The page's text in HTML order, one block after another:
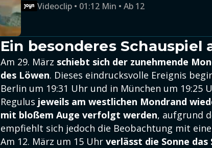
Videoclip • 01:12 Min • Ab 12
Ein besonderes Schauspiel
Am 29. März schiebt sich der zunehmende
des Löwen. Dieses eindrucksvolle Ereignis
Berlin um 19:31 Uhr und in München um 19:25
Regulus jeweils am westlichen Mondrand
mit bloßem Auge verfolgt werden, aufgrund
empfiehlt sich jedoch die Beobachtung mit
Am 12. März um 15 Uhr verlässt die Sonne